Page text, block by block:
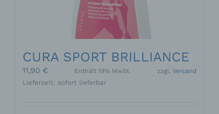
CURA SPORT BRILLIANCE
11,90 € Enthält 19% MwSt. zzgl. Versand
Lieferzeit: sofort lieferbar